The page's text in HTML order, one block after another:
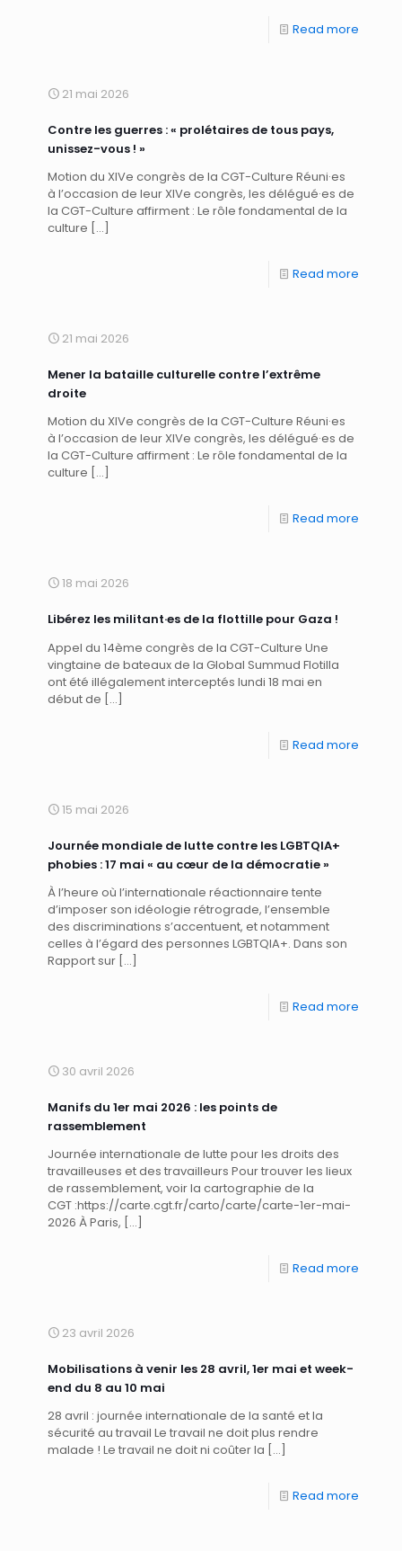
Read more
21 mai 2026
Contre les guerres : « prolétaires de tous pays,
unissez-vous ! »
Motion du XIVe congrès de la CGT-Culture Réuni·es
à l’occasion de leur XIVe congrès, les délégué·es de
la CGT-Culture affirment : Le rôle fondamental de la
culture […]
Read more
21 mai 2026
Mener la bataille culturelle contre l’extrême
droite
Motion du XIVe congrès de la CGT-Culture Réuni·es
à l’occasion de leur XIVe congrès, les délégué·es de
la CGT-Culture affirment : Le rôle fondamental de la
culture […]
Read more
18 mai 2026
Libérez les militant·es de la flottille pour Gaza !
Appel du 14ème congrès de la CGT-Culture Une
vingtaine de bateaux de la Global Summud Flotilla
ont été illégalement interceptés lundi 18 mai en
début de […]
Read more
15 mai 2026
Journée mondiale de lutte contre les LGBTQIA+
phobies : 17 mai « au cœur de la démocratie »
À l’heure où l’internationale réactionnaire tente
d’imposer son idéologie rétrograde, l’ensemble
des discriminations s’accentuent, et notamment
celles à l’égard des personnes LGBTQIA+. Dans son
Rapport sur […]
Read more
30 avril 2026
Manifs du 1er mai 2026 : les points de
rassemblement
Journée internationale de lutte pour les droits des
travailleuses et des travailleurs Pour trouver les lieux
de rassemblement, voir la cartographie de la
CGT :https://carte.cgt.fr/carto/carte/carte-1er-mai-
2026 À Paris, […]
Read more
23 avril 2026
Mobilisations à venir les 28 avril, 1er mai et week-
end du 8 au 10 mai
28 avril : journée internationale de la santé et la
sécurité au travail Le travail ne doit plus rendre
malade ! Le travail ne doit ni coûter la […]
Read more